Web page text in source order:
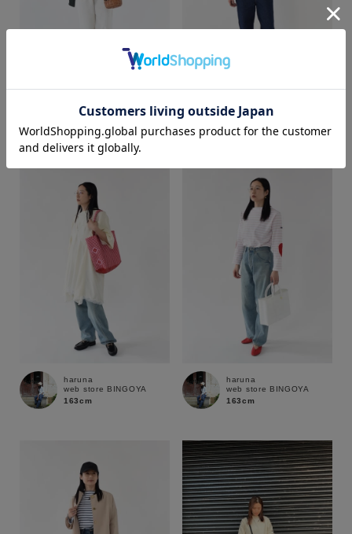
予約商品
セール価格 WEB限定
在庫あり 在庫なし含む
web store BINGOYA
web store BINGOYA
haruna
web store BINGOYA
163cm
haruna
web store BINGOYA
163cm